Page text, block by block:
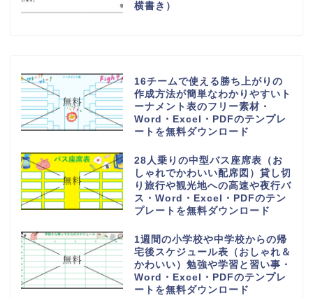
横書き）
16チームで使える勝ち上がりの
作成方法が簡単なわかりやすいト
ーナメント表のフリー素材・
Word・Excel・PDFのテンプレ
ートを無料ダウンロード
28人乗りの中型バス座席表（お
しゃれでかわいい配席図）貸し切
り旅行や観光地への高速や夜行バ
ス・Word・Excel・PDFのテン
プレートを無料ダウンロード
1週間の小学校や中学校からの帰
宅後スケジュール表（おしゃれ＆
かわいい）勉強や学習と習い事・
Word・Excel・PDFのテンプレ
ートを無料ダウンロード